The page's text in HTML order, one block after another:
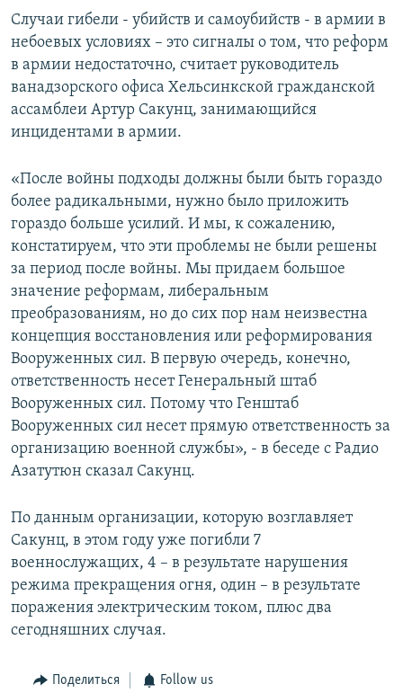
Случаи гибели - убийств и самоубийств - в армии в
небоевых условиях – это сигналы о том, что реформ
в армии недостаточно, считает руководитель
ванадзорского офиса Хельсинкской гражданской
ассамблеи Артур Сакунц, занимающийся
инцидентами в армии.
«После войны подходы должны были быть гораздо
более радикальными, нужно было приложить
гораздо больше усилий. И мы, к сожалению,
констатируем, что эти проблемы не были решены
за период после войны. Мы придаем большое
значение реформам, либеральным
преобразованиям, но до сих пор нам неизвестна
концепция восстановления или реформирования
Вооруженных сил. В первую очередь, конечно,
ответственность несет Генеральный штаб
Вооруженных сил. Потому что Генштаб
Вооруженных сил несет прямую ответственность за
организацию военной службы», - в беседе с Радио
Азатутюн сказал Сакунц.
По данным организации, которую возглавляет
Сакунц, в этом году уже погибли 7
военнослужащих, 4 – в результате нарушения
режима прекращения огня, один – в результате
поражения электрическим током, плюс два
сегодняшних случая.
Поделиться Follow us